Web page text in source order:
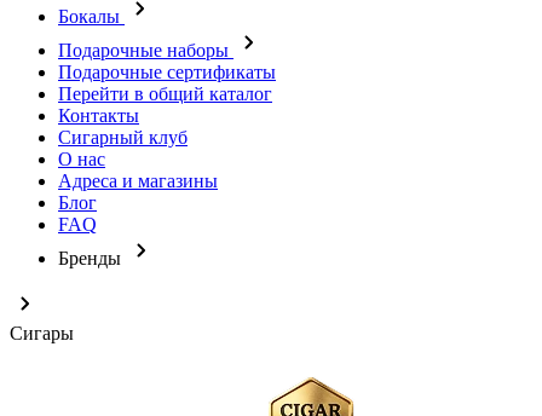
Бокалы
Подарочные наборы
Подарочные сертификаты
Перейти в общий каталог
Контакты
Сигарный клуб
О нас
Адреса и магазины
Блог
FAQ
Бренды
Сигары